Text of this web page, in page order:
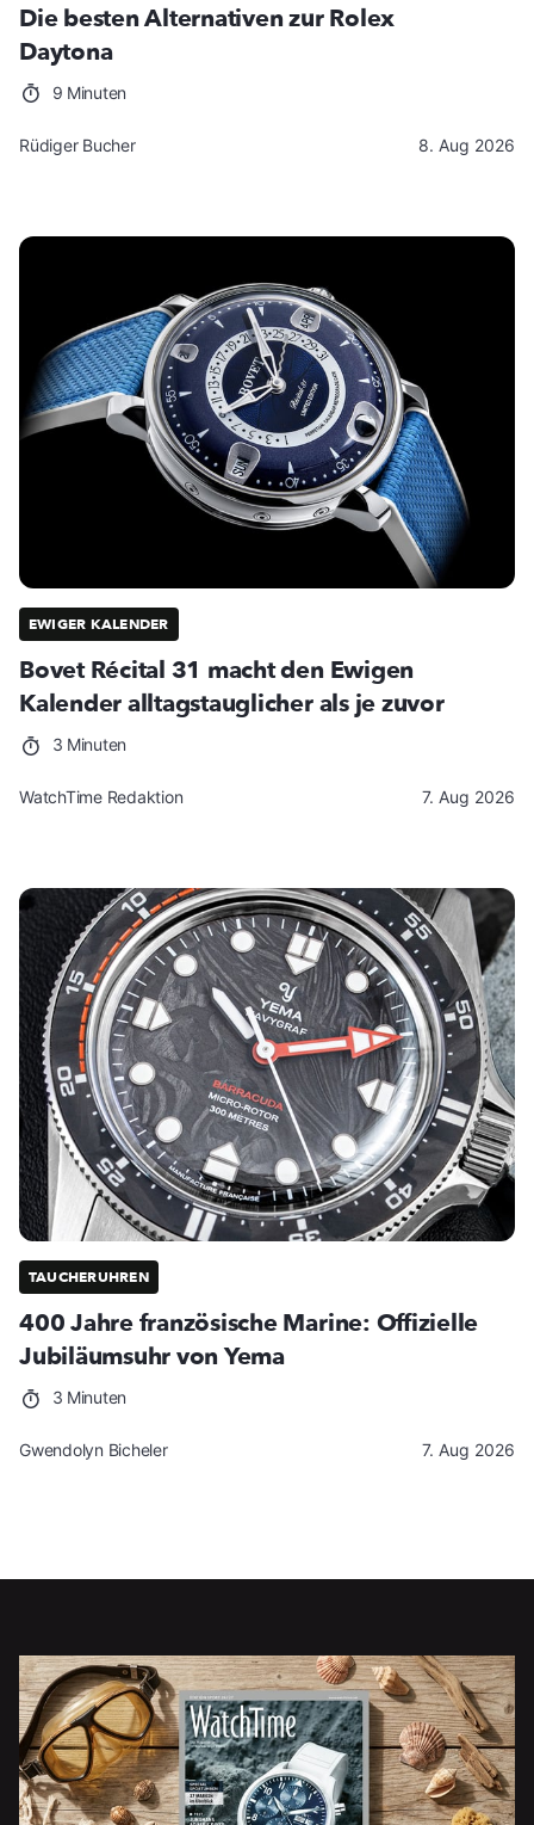
Die besten Alternativen zur Rolex
Daytona
9 Minuten
Rüdiger Bucher 8. Aug 2026
EWIGER KALENDER
Bovet Récital 31 macht den Ewigen
Kalender alltagstauglicher als je zuvor
3 Minuten
WatchTime Redaktion 7. Aug 2026
TAUCHERUHREN
400 Jahre französische Marine: Offizielle
Jubiläumsuhr von Yema
3 Minuten
Gwendolyn Bicheler 7. Aug 2026